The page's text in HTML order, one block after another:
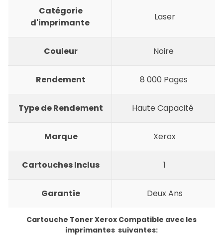
Catégorie
d'imprimante
Laser
Couleur Noire
Rendement 8 000 Pages
Type de Rendement Haute Capacité
Marque Xerox
Cartouches Inclus 1
Garantie Deux Ans
Cartouche Toner Xerox Compatible avec les
imprimantes suivantes: